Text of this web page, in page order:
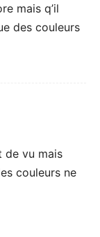
mais q’il
des couleurs
de vu mais
couleurs ne